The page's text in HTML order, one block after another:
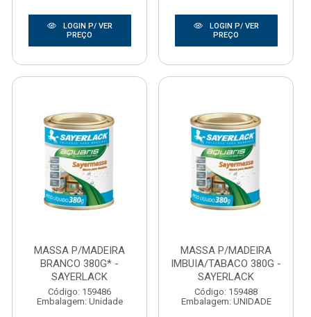
LOGIN P/ VER
PREÇO
LOGIN P/ VER
PREÇO
MASSA P/MADEIRA
BRANCO 380G* -
SAYERLACK
Código: 159486
Embalagem: Unidade
MASSA P/MADEIRA
IMBUIA/TABACO 380G -
SAYERLACK
Código: 159488
Embalagem: UNIDADE